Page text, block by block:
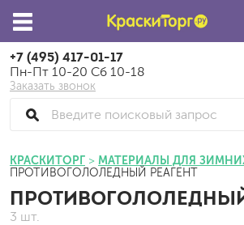
+7 (495) 417-01-17
Пн-Пт 10-20 Сб 10-18
Заказать звонок
КРАСКИТОРГ МАТЕРИАЛЫ ДЛЯ
ПРОТИВОГОЛОЛЕДНЫЙ РЕАГЕНТ
3 шт.